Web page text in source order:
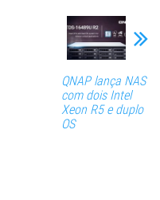
QNAP lança NAS
com dois Intel
Xeon R5 e duplo
OS